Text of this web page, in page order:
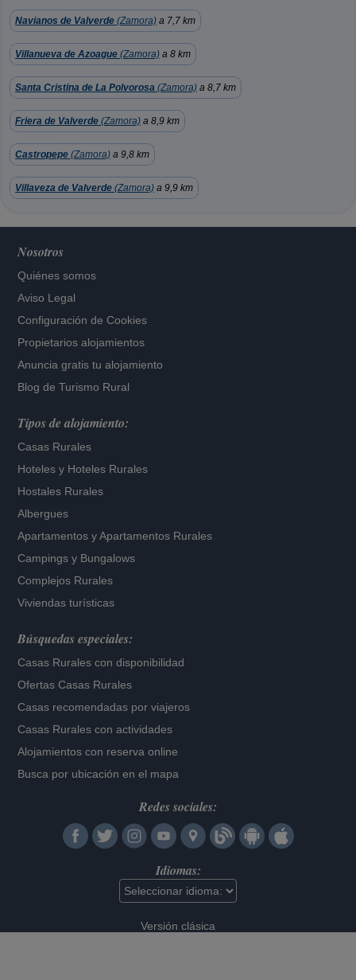
Navianos de Valverde (Zamora) a 7,7 km
Villanueva de Azoague (Zamora) a 8 km
Santa Cristina de La Polvorosa (Zamora) a 8,7 km
Friera de Valverde (Zamora) a 8,9 km
Castropepe (Zamora) a 9,8 km
Villaveza de Valverde (Zamora) a 9,9 km
Nosotros
Quiénes somos
Aviso Legal
Configuración de Cookies
Propietarios alojamientos
Anuncia gratis tu alojamiento
Blog de Turismo Rural
Tipos de alojamiento:
Casas Rurales
Hoteles y Hoteles Rurales
Hostales Rurales
Albergues
Apartamentos yApartamentos Rurales
Campings y Bungalows
Complejos Rurales
Viviendas turísticas
Búsquedas especiales:
Casas Rurales con disponibilidad
Ofertas Casas Rurales
Casas recomendadas por viajeros
Casas Rurales con actividades
Alojamientos con reserva online
Busca por ubicación en el mapa
Redes sociales:
Idiomas:
Versión clásica